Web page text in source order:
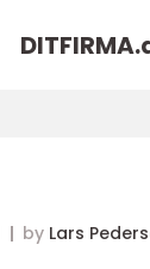
DITFIRMA.
by Lars